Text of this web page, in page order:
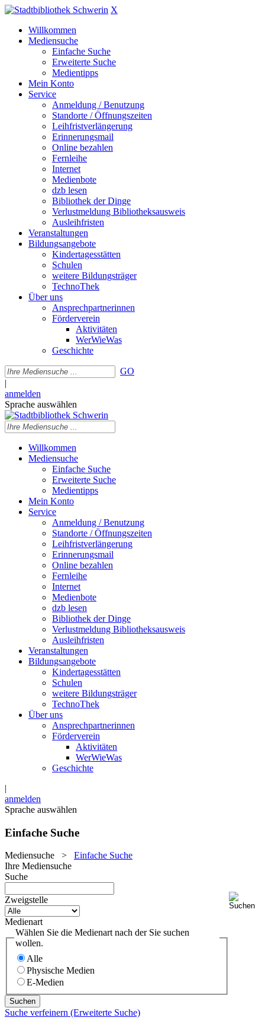
X
Willkommen
Mediensuche
Einfache Suche
Erweiterte Suche
Medientipps
Mein Konto
Service
Anmeldung / Benutzung
Standorte / Öffnungszeiten
Leihfristverlängerung
Erinnerungsmail
Online bezahlen
Fernleihe
Internet
Medienbote
dzb lesen
Bibliothek der Dinge
Verlustmeldung Bibliotheksausweis
Ausleihfristen
Veranstaltungen
Bildungsangebote
Kindertagesstätten
Schulen
weitere Bildungsträger
TechnoThek
Über uns
Ansprechpartnerinnen
Förderverein
Aktivitäten
WerWieWas
Geschichte
GO
|
anmelden
Sprache auswählen
Willkommen
Mediensuche
Einfache Suche
Erweiterte Suche
Medientipps
Mein Konto
Service
Anmeldung / Benutzung
Standorte / Öffnungszeiten
Leihfristverlängerung
Erinnerungsmail
Online bezahlen
Fernleihe
Internet
Medienbote
dzb lesen
Bibliothek der Dinge
Verlustmeldung Bibliotheksausweis
Ausleihfristen
Veranstaltungen
Bildungsangebote
Kindertagesstätten
Schulen
weitere Bildungsträger
TechnoThek
Über uns
Ansprechpartnerinnen
Förderverein
Aktivitäten
WerWieWas
Geschichte
|
anmelden
Sprache auswählen
Einfache Suche
Mediensuche > Einfache Suche
Ihre Mediensuche
Suche
Zweigstelle
Medienart
Wählen Sie die Medienart nach der Sie suchen
wollen.
Alle
Physische Medien
E-Medien
Suche verfeinern (Erweiterte Suche)